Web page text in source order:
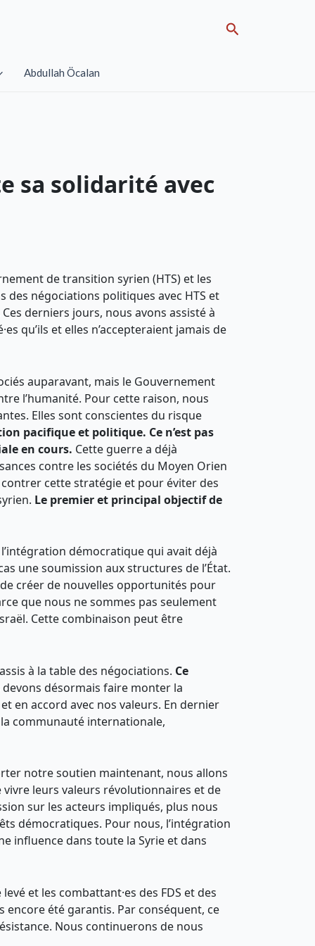
Search
Abdullah Öcalan
sa solidarité avec
de transition syrien (HTS) et les
des négociations politiques avec HTS et
derniers jours, nous avons assisté à
qu’ils et elles n’accepteraient jamais de
auparavant, mais le Gouvernement
l’humanité. Pour cette raison, nous
Elles sont conscientes du risque
pacifique et politique. Ce n’est pas
en cours. Cette guerre a déjà
contre les sociétés du Moyen Orien
contrer cette stratégie et pour éviter des
Le premier et principal objectif de
démocratique qui avait déjà
une soumission aux structures de l’État.
de créer de nouvelles opportunités pour
que nous ne sommes pas seulement
Cette combinaison peut être
à la table des négociations. Ce
devons désormais faire monter la
en accord avec nos valeurs. En dernier
communauté internationale,
notre soutien maintenant, nous allons
leurs valeurs révolutionnaires et de
sur les acteurs impliqués, plus nous
démocratiques. Pour nous, l’intégration
influence dans toute la Syrie et dans
et les combattant·es des FDS et des
encore été garantis. Par conséquent, ce
Nous continuerons de nous